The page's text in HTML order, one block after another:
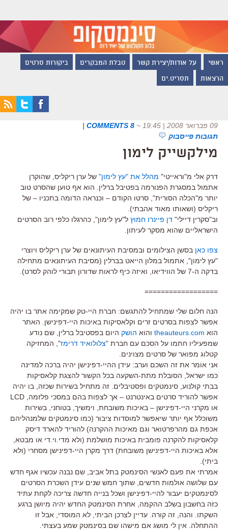
ראשי על אודות/יצירת קשר טבלת המבקרים ביקורות סרטים
הרצאות תסריט.ים
09 פברואר 2008 | 19:45 ~
8 COMMENTS
|
תגובות פייסבוק
מילקשייק לימון
דרק אלי מ"וראייטי" מהלל את "עץ לימון" של ערן ריקליס, שהוקרן
אתמול במסגרת הפנורמה בפטיבל ברלין. הוא אף טוען שהסרט טוב
יותר מ"הכלה הסורית", סרטו הקודם – וכנראה הדומה בתכניו – של
ריקליס (ושאותו מאוד אהבתי).
וב"סקרין דיילי" דן פיינרו חמוץ ל"עץ לימון", כהרגלו כלפי רוב הסרטים
הישראליים שהוא מסקר לעיתון.
צפו כאן בסשן הצילומים ובמסיבת העיתונאים של ערן ריקליס ויוצרי
"עץ לימון", אתמול במלון הייאט בברלין (מסיבת העיתונאים מתחילה
בדקה ה-7 של הווידיאו, ואיזה כיף לראות שדורון תבורי לוהק לסרט).
==================
הנה חלום שלי שמתחיל להתגשם: חברת היי-טק שמקימה אתר בו יהיה
אפשר לצפות בסרטים זרים וקלאסיקות באיכות היי-דפינישן. האתר
הוא theauteurs.com והוא הושק היום בפסטיבל ברלין, שם נודע
שמפעיליו חתמו על הסכם עם חברת "צלולואיד דרימז", המחזיקה
קטלוג מפואר של סרטים מצוינים.
אני אומר את זה השכם וערב: עידן ההיי-דפינישן יהיה ברכה למדינה
כמו ישראל, הסובלת מתת-השקעה בכל הקשור להצגת קלאסיקות
בבתי קולנוע, סינמטקים ופסטיבלים. זה מתחיל בשירות שכזה, בו יהיה
אפשר להוריד סרטים באינטרנט – אך לצפות בהם במסכי פלזמה, LCD
או מקרני היי-דפינישן – באיכות משובחת, וימשיך, בטוחני, בשירות
משוכלל אף יותר שיאפשר למוסדות ציבור (כמו סינמטקים שלמנהליהם
אכפת גם מהרפרטואר וגם מאיכות ההקרנה) להוריד להארד דיסק
קלאסיקות להקרנה פומבית באיכות מושלמת (ולא מדי.וי.די או מבטא,
אלא באיכות היי-דפינישן משובחת) דרך מקרן היי-דפינישן מסחרי (ולא
ביתי).
אמרתי את פעם לאנשי הסינמטק בתל אביב, שם נבנה עכשיו אגף חדש
עם שלושה אולמות חדשים, שתוך חמש שנים עידן השכרת הסרטים
לסינמטקים יעבור להיי-דפינישן ושכל בנייה חדשה צריכה לקחת עתיד
כזה בחשבון בשלב ההקמה, אחרת הסינמטק החדש יהיה מיושן ברגע
השקתו. והנה, זה קורה. עדיין לצרכן הביתי, לא המוסדי, אבל זו
ההתחלה. אין לי מושג אם מישהו שם בסינמטק שמע בעצתי.